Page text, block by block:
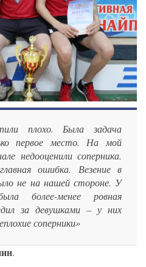
плохо. Была задача
первое место. На мой
недооценили соперника.
ошибка. Везение в
не на нашей стороне. У
более-менее ровная
за девушками – у них
соперники»
.